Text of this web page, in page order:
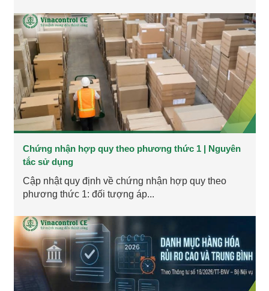
Chứng nhận hợp quy theo phương thức 1 | Nguyên
tắc sử dụng
Cập nhật quy định về chứng nhận hợp quy theo
phương thức 1: đối tượng áp...